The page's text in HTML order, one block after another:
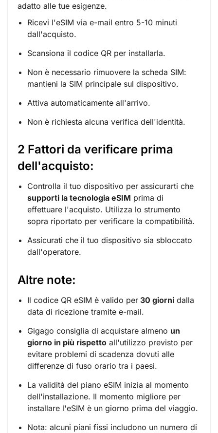
adatto alle tue esigenze.
Ricevi l'eSIM via e-mail entro 5-10 minuti
dall'acquisto.
Scansiona il codice QR per installarla.
Non è necessario rimuovere la scheda SIM:
mantieni la SIM principale sul dispositivo.
Attiva automaticamente all'arrivo.
Non è richiesta alcuna verifica dell'identità.
2 Fattori da verificare prima
dell'acquisto:
Controlla il tuo dispositivo per assicurarti che
supporti la tecnologia eSIM prima di
effettuare l'acquisto. Utilizza lo strumento
sopra riportato per verificare la compatibilità.
Assicurati che il tuo dispositivo sia sbloccato
dall'operatore.
Altre note:
Il codice QR eSIM è valido per 30 giorni dalla
data di ricezione tramite e-mail.
Gigago consiglia di acquistare almeno un
giorno in più rispetto all'utilizzo previsto per
evitare problemi di scadenza dovuti alle
differenze di fuso orario tra i paesi.
La validità del piano eSIM inizia al momento
dell'installazione. Il momento migliore per
installare l'eSIM è un giorno prima del viaggio.
Nota: alcuni piani fissi includono un numero di